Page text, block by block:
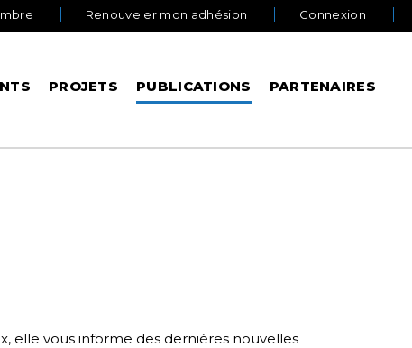
Renouveler mon adhésion Connexion
PROJETS PUBLICATIONS PARTENAIRES
elle vous informe des dernières nouvelles